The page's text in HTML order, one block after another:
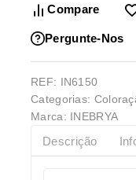
Compare
Pergunte-Nos
REF: IN6150
Categorias:
Marca: INEBRYA
Descrição